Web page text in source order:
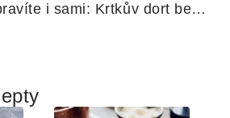
i sami: Krtkův dort bez